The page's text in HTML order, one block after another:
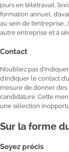
jours en télétravail,
formation annuel,
au sein de
autre entreprise et à
Contact
N’oubliez pas
d’indiquer le contact
mesure de donner
candidature. Cette
une sélection
Sur la forme
Soyez précis